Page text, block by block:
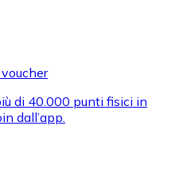
di 40.000 punti fisici in
dall’app.